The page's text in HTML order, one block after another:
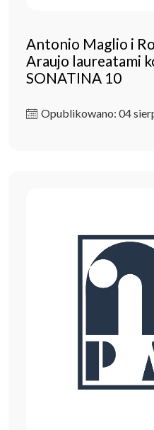
Antonio Maglio i
Araujo laureatami
SONATINA 10
Opublikowano: 04